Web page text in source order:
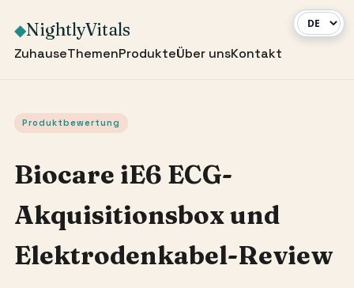
◆NightlyVitals
ZuhauseThemenProdukteÜber unsKontakt
Produktbewertung
Biocare iE6 ECG-
Akquisitionsbox und
Elektrodenkabel-Review